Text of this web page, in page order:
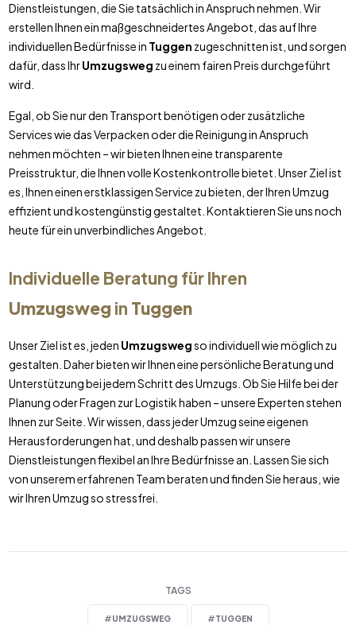
Dienstleistungen, die Sie tatsächlich in Anspruch nehmen. Wir
erstellen Ihnen ein maßgeschneidertes Angebot, das auf Ihre
individuellen Bedürfnisse in Tuggen zugeschnitten ist, und sorgen
dafür, dass IhrUmzugsweg zu einem fairen Preis durchgeführt
wird.
Egal, ob Sie nur den Transport benötigen oder zusätzliche
Services wie das Verpacken oder die Reinigung in Anspruch
nehmen möchten – wir bieten Ihnen eine transparente
Preisstruktur, die Ihnen volle Kostenkontrolle bietet. Unser Ziel ist
es, Ihnen einen erstklassigen Service zu bieten, der Ihren Umzug
effizient und kostengünstig gestaltet. Kontaktieren Sie uns noch
heute für ein unverbindliches Angebot.
Individuelle Beratung für Ihren
Umzugsweg in Tuggen
Unser Ziel ist es, jeden Umzugswegso individuell wie möglich zu
gestalten. Daher bieten wir Ihnen eine persönliche Beratung und
Unterstützung bei jedem Schritt des Umzugs. Ob Sie Hilfe bei der
Planung oder Fragen zur Logistik haben – unsere Experten stehen
Ihnen zur Seite. Wir wissen, dass jeder Umzug seine eigenen
Herausforderungen hat, und deshalb passen wir unsere
Dienstleistungen flexibel an Ihre Bedürfnisse an. Lassen Sie sich
von unserem erfahrenen Team beraten und finden Sie heraus, wie
wir Ihren Umzug so stressfrei.
TAGS
#UMZUGSWEG #TUGGEN